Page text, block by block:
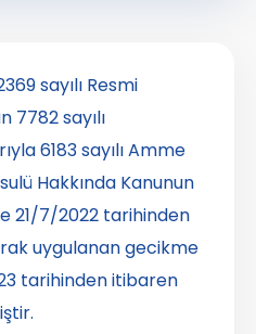
sayılı Resmi
7782 sayılı
6183 sayılı Amme
Hakkında Kanunun
21/7/2022 tarihinden
uygulanan gecikme
tarihinden itibaren